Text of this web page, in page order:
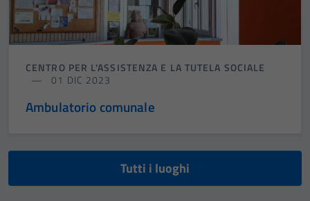
CENTRO PER L'ASSISTENZA E LA TUTELA SOCIALE
01 DIC 2023
Ambulatorio comunale
Tutti i luoghi